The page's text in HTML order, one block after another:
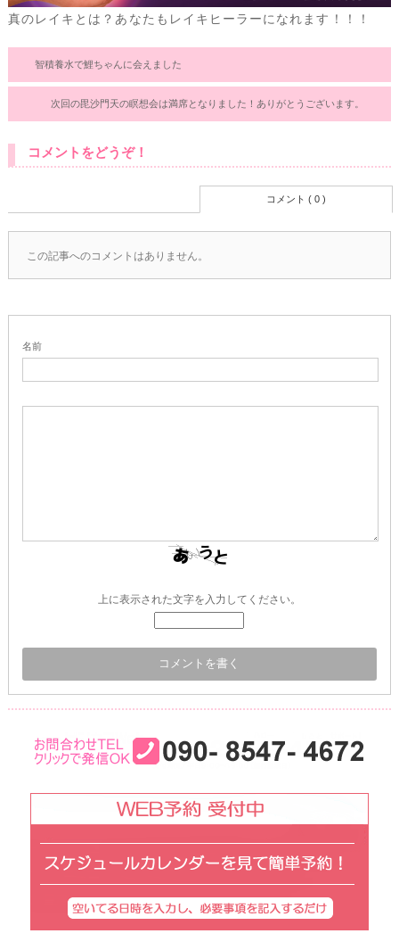
真のレイキとは？あなたもレイキヒーラーになれます！！！
智積養水で鯉ちゃんに会えました
次回の毘沙門天の瞑想会は満席となりました！ありがとうございます。
コメントをどうぞ！
コメント ( 0 )
この記事へのコメントはありません。
名前
上に表示された文字を入力してください。